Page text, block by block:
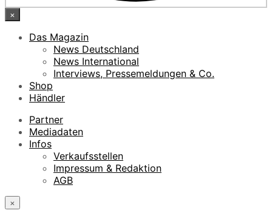
×
Das Magazin
News Deutschland
News International
Interviews, Pressemeldungen & Co.
Shop
Händler
Partner
Mediadaten
Infos
Verkaufsstellen
Impressum & Redaktion
AGB
×